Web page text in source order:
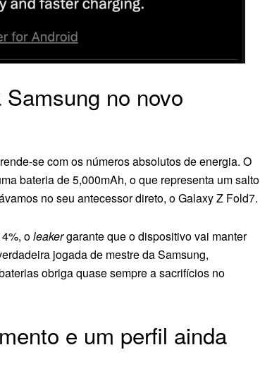
no novo
se com os números absolutos de energia. O
bateria de 5,000mAh, o que representa um salto
no seu antecessor direto, o Galaxy Z Fold7.
oleakergarante que o dispositivo vai manter
jogada de mestre da Samsung,
obriga quase sempre a sacrifícios no
e um perfil ainda